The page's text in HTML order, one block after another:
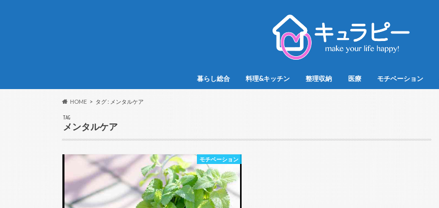
暮らし総合 料理&キッチン 整理収納 医療 モチベーション
HOME タグ : メンタルケア
TAG
メンタルケア
モチベーション